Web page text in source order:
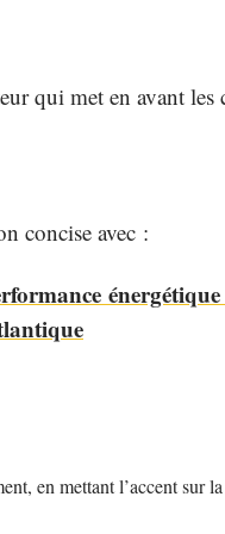
qui met en avant
concise avec :
en mettant l’accent sur